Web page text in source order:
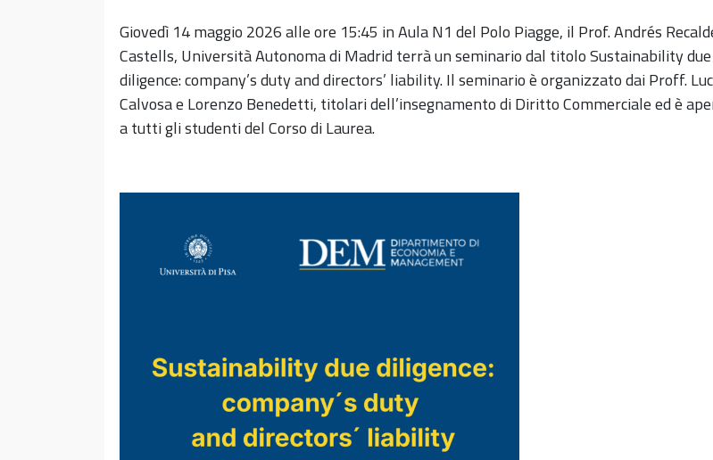
Giovedì 14 maggio 2026 alle ore 15:45 in Aula N1 del Polo Piagge, il Prof. Andrés
Castells, Università Autonoma di Madrid terrà un seminario dal titolo Sustainability due
diligence: company’s duty and directors’ liability. Il seminario è organizzato dai Proff.
Calvosa e Lorenzo Benedetti, titolari dell’insegnamento di Diritto Commerciale ed è
a tutti gli studenti del Corso di Laurea.